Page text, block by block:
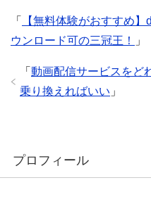
「
【無料体験がおすすめ
ウンロード可の三冠王！
」
「 動画配信サービスをど
乗り換えればいい 」
プロフィール